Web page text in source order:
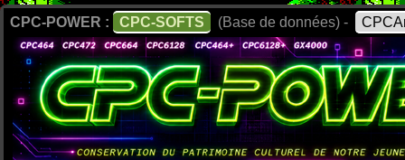
CPC-POWER : CPC-SOFTS (Base de données) -